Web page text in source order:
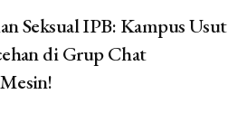
Seksual IPB: Kampus Usut
di Grup Chat